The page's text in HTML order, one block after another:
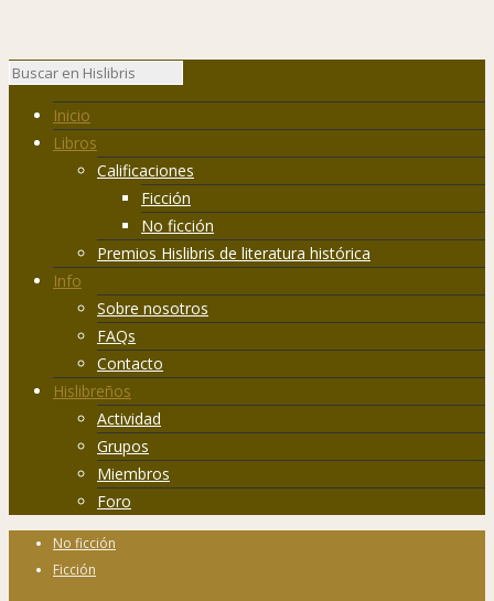
Inicio
Libros
Calificaciones
Ficción
No ficción
Premios Hislibris de literatura histórica
Info
Sobre nosotros
FAQs
Contacto
Hislibreños
Actividad
Grupos
Miembros
Foro
No ficción
Ficción